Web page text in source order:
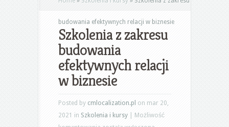
budowania efektywnych relacji w biznesie
Szkolenia z zakresu
budowania
efektywnych relacji
w biznesie
Posted by cmlocalization.pl on mar 20,
2021 in Szkolenia i kursy
Możliwość